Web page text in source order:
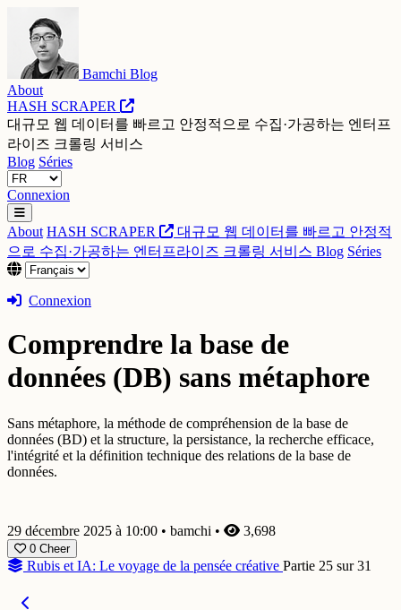
Bamchi Blog
About
HASH SCRAPER
대규모 웹 데이터를 빠르고 안정적으로 수집·가공하는 엔터프
라이즈 크롤링 서비스
Blog Séries
Connexion
About HASH SCRAPER
대규모 웹 데이터를 빠르고 안정적
으로 수집·가공하는 엔터프라이즈 크롤링 서비스 Blog Séries
Connexion
Comprendre la base de
données (DB) sans métaphore
Sans métaphore, la méthode de compréhension de la base de
données (BD) et la structure, la persistance, la recherche efficace,
l'intégrité et la définition technique des relations de la base de
données.
29 décembre 2025 à 10:00 • bamchi • 3,698
0 Cheer
Rubis et IA: Le voyage de la pensée créative Partie 25 sur 31